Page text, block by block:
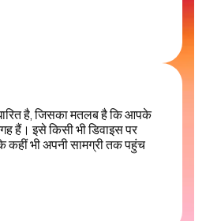
है, जिसका मतलब है कि आपके
हैं। इसे किसी भी डिवाइस पर
कहीं भी अपनी सामग्री तक पहुंच